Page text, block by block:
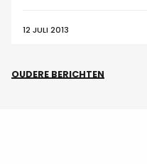
12 JULI 2013
OUDERE BERICHTEN